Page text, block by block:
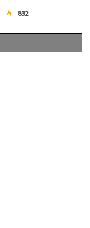
832